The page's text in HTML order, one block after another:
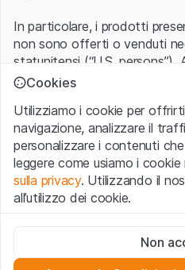
In particolare, i prodotti
non sono offerti o venduti
statunitensi (“U.S. persons”).
statunitensi” vanno intese
1933 che include le persone
d’America, le società per
americane.
Condizioni di utilizzo e
Con l’accesso al sito web (di
avvertenze importanti e le
Cookies
Utilizziamo i cookie per
navigazione, analizzare il
personalizzare i contenuti
leggere come usiamo i
sulla privacy. Utilizzando il
all’utilizzo dei cookie.
Questi cookie sono necessari
web e non possono essere
Non